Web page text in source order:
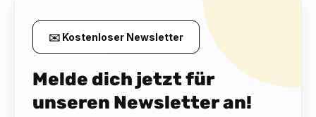
✉️ Kostenloser Newsletter
Melde dich jetzt für
unseren Newsletter an!